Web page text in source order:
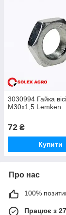
3030994 Гайка
M30x1,5 Lemken
72 ₴
Купити
Про нас
100%
Працює з